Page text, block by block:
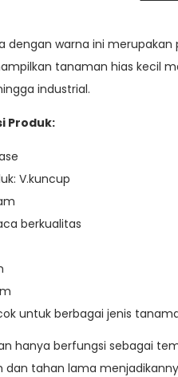
dengan warna ini
tanaman hias kecil
industrial.
Produk:
V.kuncup
berkualitas
untuk berbagai jenis
hanya berfungsi sebagai
dan tahan lama